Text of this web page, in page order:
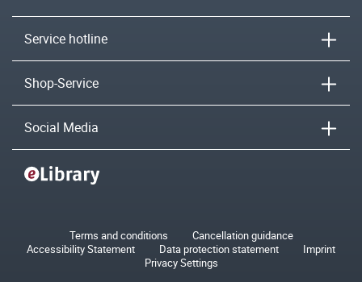
Service hotline
Shop-Service
Social Media
Terms and conditions
Cancellation guidance
Accessibility Statement
Data protection statement
Imprint
Privacy Settings